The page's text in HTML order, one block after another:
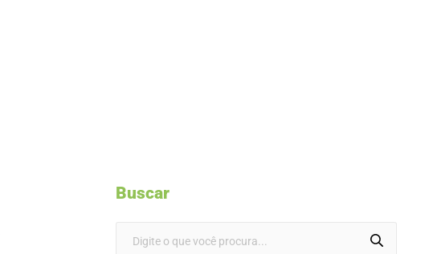
Buscar